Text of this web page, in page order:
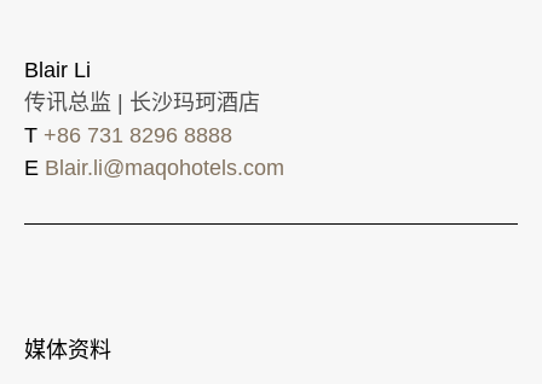
Blair Li
传讯总监 | 长沙玛珂酒店
T +86 731 8296 8888
E Blair.li@maqohotels.com
媒体资料